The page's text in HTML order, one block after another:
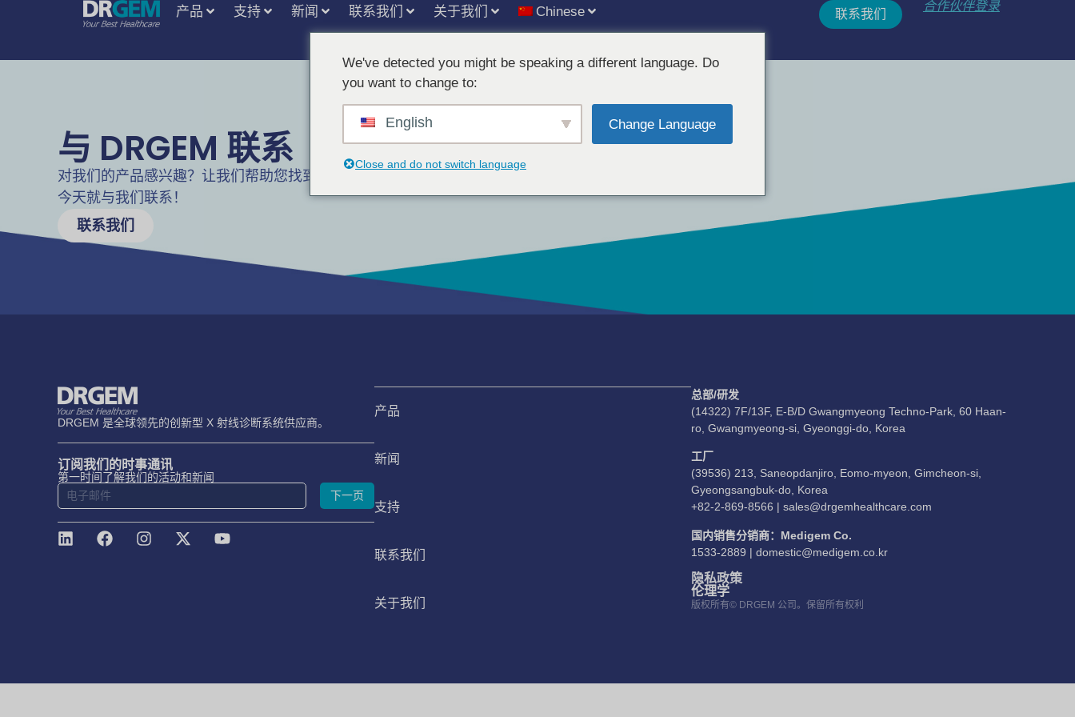
产品 支持 新闻 联系我们 关于我们 Chinese 联系我们
合作伙伴登录
与 DRGEM 联系
对我们的产品感兴趣？让我们帮助您找到满足您需求的完美解决方案。
今天就与我们联系！
联系我们
DRGEM 是全球领先的创新型 X 射线诊断系统供应商。
订阅我们的时事通讯
第一时间了解我们的活动和新闻
下一页
产品
新闻
支持
联系我们
关于我们
总部/研发
(14322) 7F/13F, E-B/D Gwangmyeong Techno-Park, 60 Haan-
ro, Gwangmyeong-si, Gyeonggi-do, Korea
工厂
(39536) 213, Saneopdanjiro, Eomo-myeon, Gimcheon-si,
Gyeongsangbuk-do, Korea
+82-2-869-8566 | sales@drgemhealthcare.com
国内销售分销商：Medigem Co.
1533-2889 | domestic@medigem.co.kr
隐私政策
伦理学
版权所有© DRGEM 公司。保留所有权利
We've detected you might be speaking a different language. Do
you want to change to:
English Change Language
Close and do not switch language